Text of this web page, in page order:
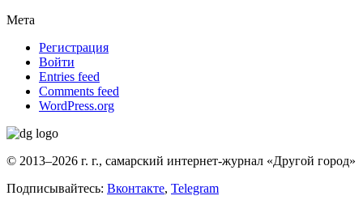
Мета
Регистрация
Войти
Entries feed
Comments feed
WordPress.org
© 2013–2026 г. г., самарский интернет-журнал «Другой город»
Подписывайтесь: Вконтакте, Telegram